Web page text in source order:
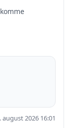
august 2026 16:01